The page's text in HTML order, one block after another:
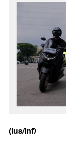
(lus/inf)